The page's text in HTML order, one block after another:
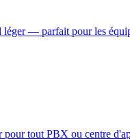
— parfait pour les
tout PBX ou centre